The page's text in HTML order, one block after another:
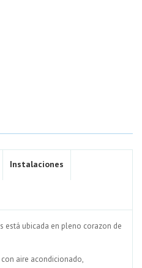
Instalaciones
está ubicada en pleno corazon de
aire acondicionado,